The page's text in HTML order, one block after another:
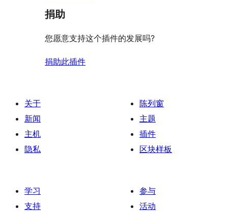
捐助
您愿意支持这个插件的发展吗?
捐助此插件
关于
新闻
主机
隐私
陈列窗
主题
插件
区块样板
学习
支持
参与
活动